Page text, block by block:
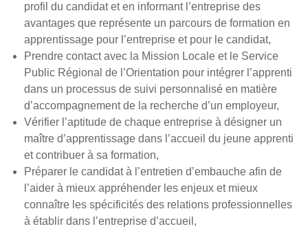
profil du candidat et en informant l’entreprise des
avantages que représente un parcours de formation en
apprentissage pour l’entreprise et pour le candidat,
Prendre contact avec la Mission Locale et le Service
Public Régional de l’Orientation pour intégrer l’apprenti
dans un processus de suivi personnalisé en matière
d’accompagnement de la recherche d’un employeur,
Vérifier l’aptitude de chaque entreprise à désigner un
maître d’apprentissage dans l’accueil du jeune apprenti
et contribuer à sa formation,
Préparer le candidat à l’entretien d’embauche afin de
l’aider à mieux appréhender les enjeux et mieux
connaître les spécificités des relations professionnelles
à établir dans l’entreprise d’accueil,